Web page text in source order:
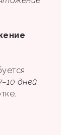
дней,